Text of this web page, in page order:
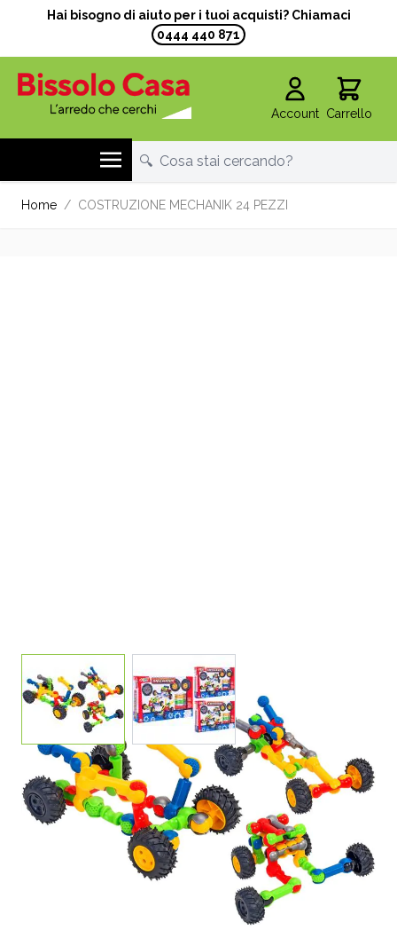
Hai bisogno di aiuto per i tuoi acquisti? Chiamaci
0444 440 871
Account Carrello
Home / COSTRUZIONE MECHANIK 24 PEZZI
View larger image View larger image
COSTRUZIONE MECHANIK 24
PEZZI
38126G
Non Disponibile